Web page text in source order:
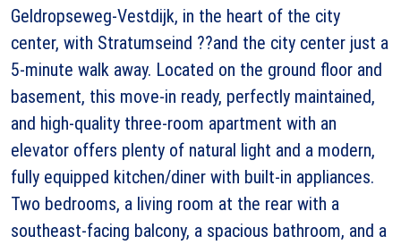
Geldropseweg-Vestdijk, in the heart of the city
center, with Stratumseind ??and the city center just a
5-minute walk away. Located on the ground floor and
basement, this move-in ready, perfectly maintained,
and high-quality three-room apartment with an
elevator offers plenty of natural light and a modern,
fully equipped kitchen/diner with built-in appliances.
Two bedrooms, a living room at the rear with a
southeast-facing balcony, a spacious bathroom, and a